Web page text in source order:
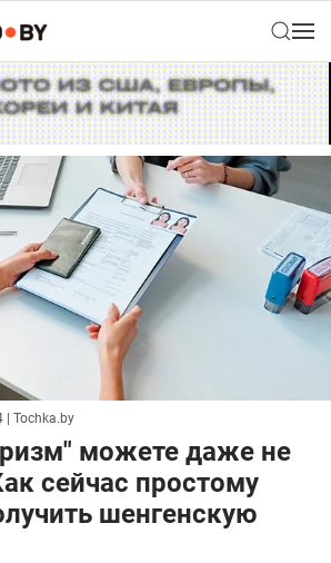
| Tochka.by
можете даже не
сейчас простому
шенгенскую